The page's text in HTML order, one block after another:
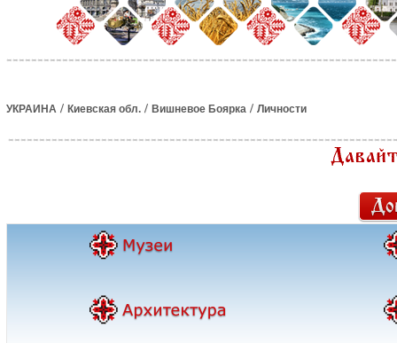
УКРАИНА / Киевская обл. / Вишневое Боярка / Личности